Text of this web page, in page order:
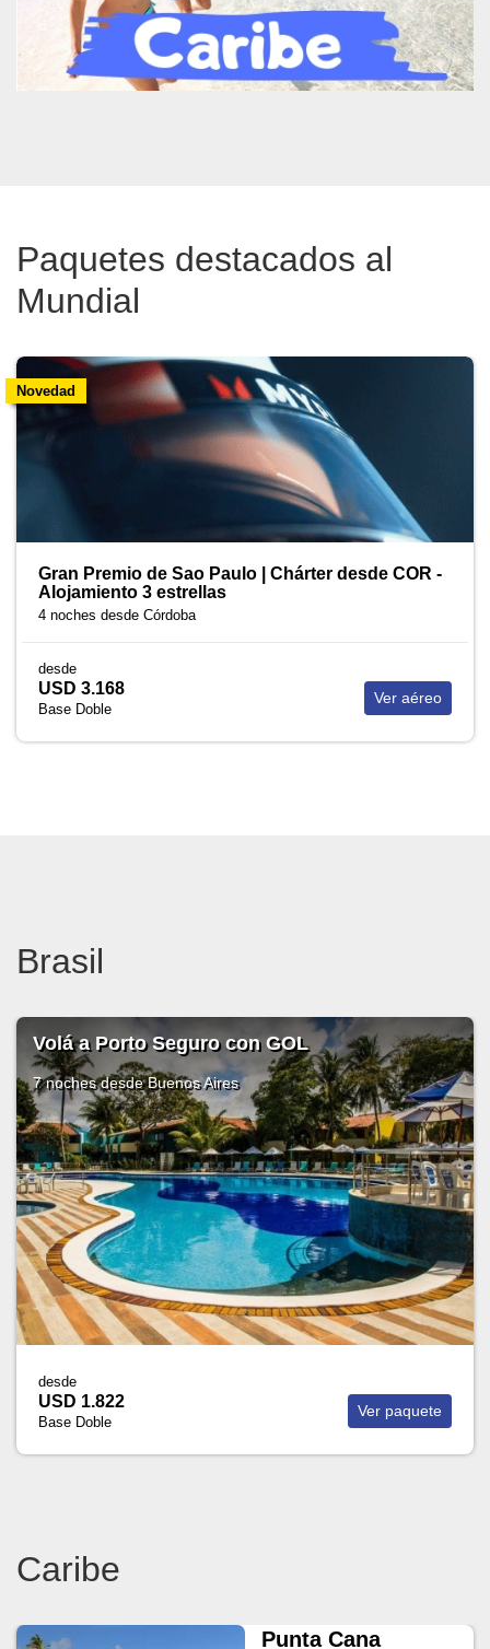
Paquetes destacados al
Mundial
Novedad
Gran Premio de Sao Paulo | Chárter desde COR -
Alojamiento 3 estrellas
4 noches desde Córdoba
desde
USD 3.168
Base Doble
Ver aéreo
Brasil
Volá a Porto Seguro con GOL
7 nochesdesde Buenos Aires
desde
USD 1.822
Base Doble
Ver paquete
Caribe
Punta Cana